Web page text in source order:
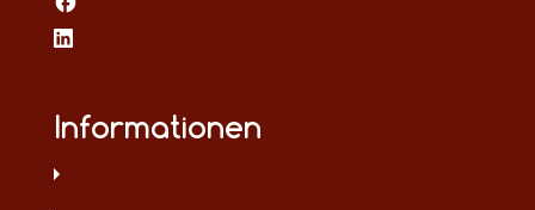
Informationen